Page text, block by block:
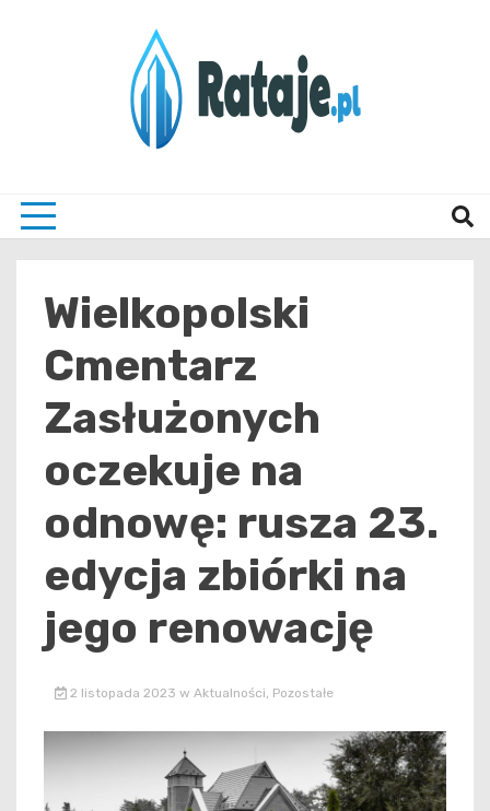
Wielkopolski
Cmentarz
Zasłużonych
oczekuje na
odnowę: rusza 23.
edycja zbiórki na
jego renowację
2 listopada 2023 w Aktualności, Pozostałe